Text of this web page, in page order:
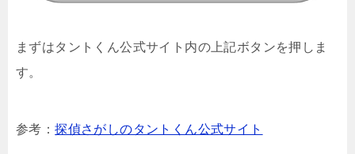
まずはタントくん公式サイト内の上記ボタンを押しま
す。
参考：探偵さがしのタントくん公式サイト